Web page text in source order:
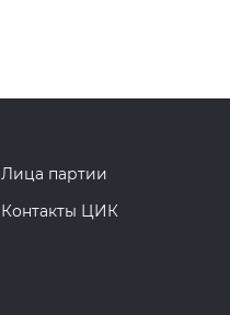
Лица партии
Контакты ЦИК